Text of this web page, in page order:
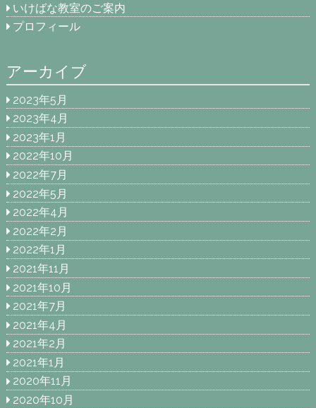
いけばな教室のご案内
プロフィール
アーカイブ
2023年5月
2023年4月
2023年1月
2022年10月
2022年7月
2022年5月
2022年4月
2022年2月
2022年1月
2021年11月
2021年10月
2021年7月
2021年4月
2021年2月
2021年1月
2020年11月
2020年10月